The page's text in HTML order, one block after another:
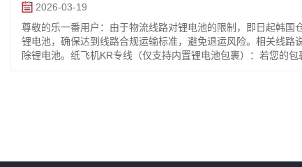
2026-03-19
尊敬的乐一番用户：由于物流线路对锂电池的限制，即日起韩
锂电池，确保达到线路合规运输标准，避免退运风险。相关线
除锂电池。纸飞机KR专线（仅支持内置锂电池包裹）：若您的